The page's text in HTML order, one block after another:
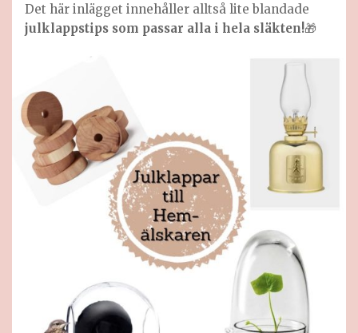
Det här inlägget innehåller alltså lite blandade
julklappstips som passar alla i hela släkten!🎁